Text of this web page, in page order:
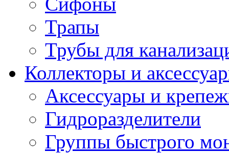
Трапы
Трубы для
Коллекторы и
Аксессуары и
Гидроразделители
Группы быстрого